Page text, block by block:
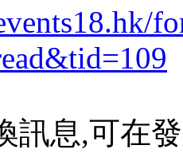
訊息,可在